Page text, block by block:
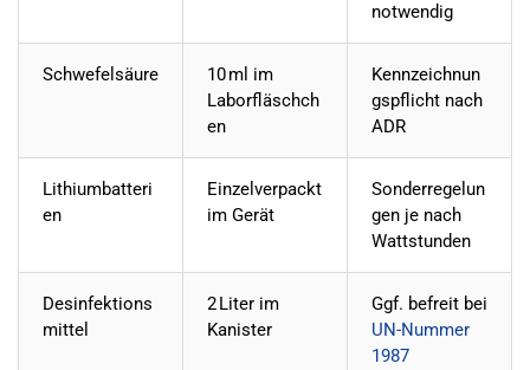
notwendig
Schwefelsäure
10 ml im
Laborfläschch
en
Kennzeichnun
gspflicht nach
ADR
Lithiumbatteri
en
Einzelverpackt
im Gerät
Sonderregelun
gen je nach
Wattstunden
Desinfektions
mittel
2 Liter im
Kanister
Ggf. befreit bei
UN-Nummer
1987